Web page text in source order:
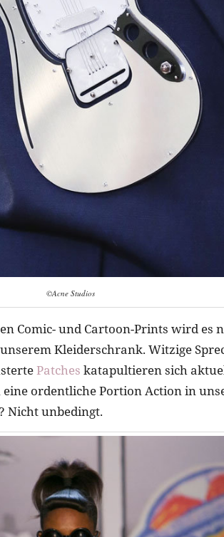
©Acne Studios
Comic- und Cartoon-Prints wird es
Kleiderschrank. Witzige
Patches katapultieren sich
ordentliche Portion Action in
Nicht unbedingt.